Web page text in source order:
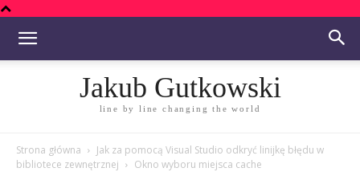
Jakub Gutkowski
line by line changing the world
Strona główna
Jak za pomocą Visual Studio odkryć linijkę błędu w
bibliotece zewnętrznej
Okno wyboru miejsca cache